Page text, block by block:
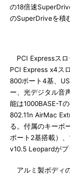
の18倍速
のSuperDriveを積
PCI Expressスロ
PCI Express x4ス
800ポート4基、
ー、光デジタル音
能は1000BASE-T
802.11n AirMac
る。付属のキーボ
ポート2基搭載）
v10.5 Leopardがプ
アルミ製ボディ